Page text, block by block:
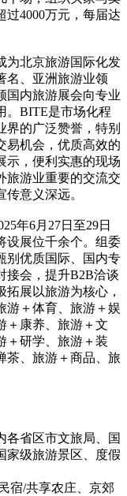
4000万元，每届达
北京旅游国际化发
名、亚洲旅游业领
国内旅游展会向专业
。BITE是市场化程
界的广泛赞誉，特别
易机会，优质高效的
示，便利实惠的现场
旅游业重要的交流交
意义深远。
年6月27日至29日
设展位千余个。组委
别优质国际、国内专
接会，提升B2B洽谈
展以旅游为核心，
游＋体育、旅游＋娱
＋康养、旅游＋文
＋研学、旅游＋装
茶、旅游＋商品、旅
各省区市文旅局、国
家级旅游景区、度假
宿/共享农庄、京郊